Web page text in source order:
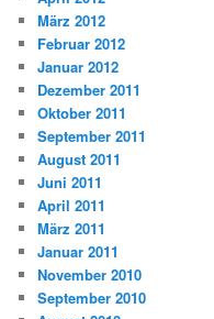
März 2012
Februar 2012
Januar 2012
Dezember 2011
Oktober 2011
September 2011
August 2011
Juni 2011
April 2011
März 2011
Januar 2011
November 2010
September 2010